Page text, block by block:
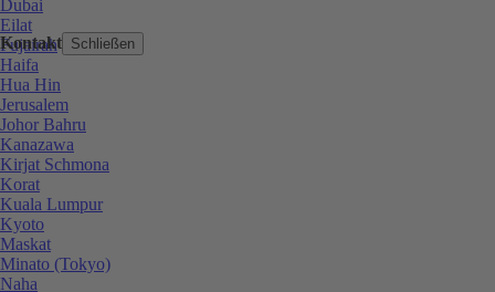
Kontakt Schließen
Dubai
Eilat
Fujairah
Haifa
Hua Hin
Jerusalem
Johor Bahru
Kanazawa
Kirjat Schmona
Korat
Kuala Lumpur
Kyoto
Maskat
Minato (Tokyo)
Naha